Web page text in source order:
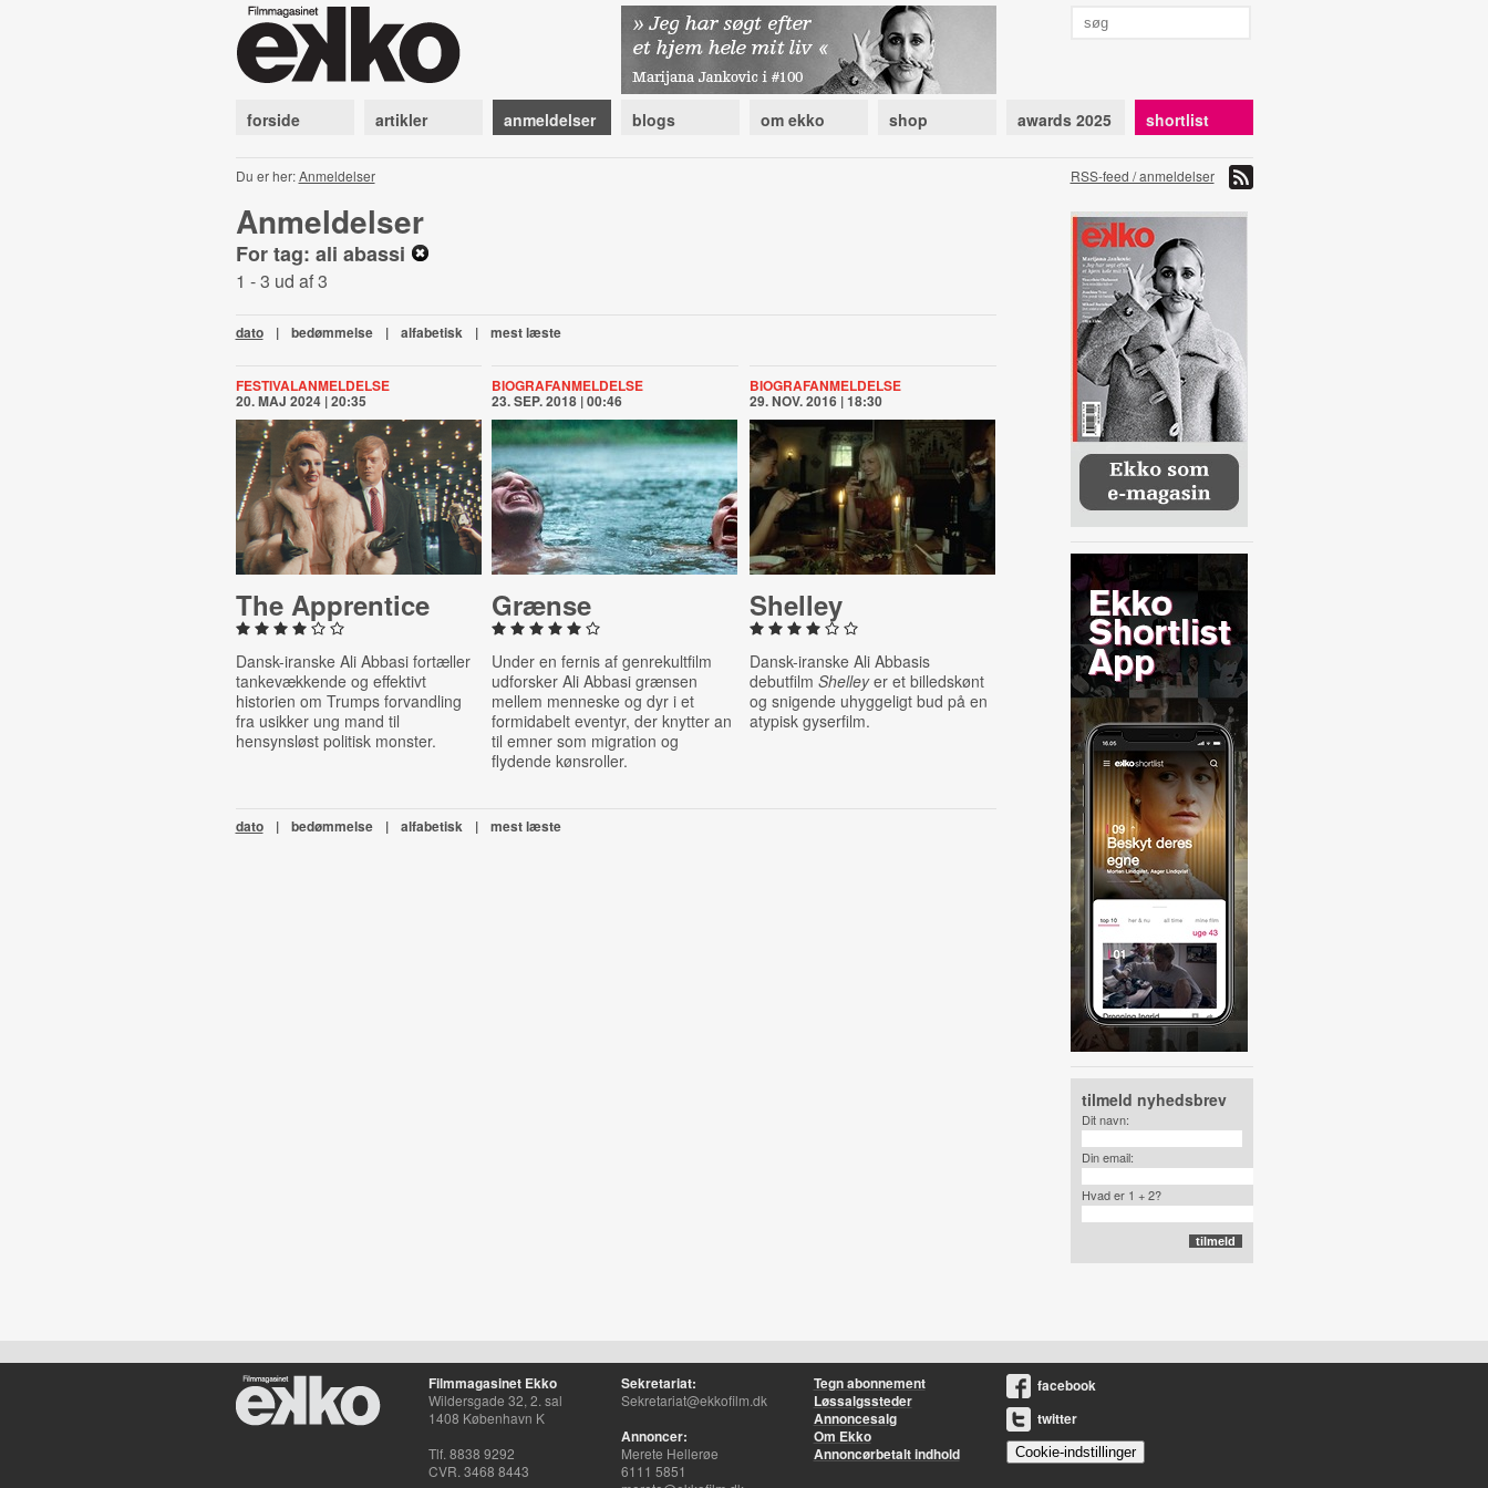
forside artikler anmeldelser blogs om ekko shop awards 2025 shortlist
Du er her:Anmeldelser RSS-feed / anmeldelser
Anmeldelser
For tag: ali abassi
1 - 3 ud af 3
dato | bedømmelse | alfabetisk | mest læste
FESTIVALANMELDELSE
20. MAJ 2024 | 20:35
The Ap­pren­tice
Dansk-iranske Ali Abbasi fortæller
tankevækkende og effektivt
historien om Trumps forvandling
fra usikker ung mand til
hensynsløst politisk monster.
BIOGRAFANMELDELSE
23. SEP. 2018 | 00:46
Grænse
Under en fernis af genrekultfilm
udforsker Ali Abbasi grænsen
mellem menneske og dyr i et
formidabelt eventyr, der knytter an
til emner som migration og
flydende kønsroller.
BIOGRAFANMELDELSE
29. NOV. 2016 | 18:30
Shelley
Dansk-iranske Ali Abbasis
debutfilm Shelleyer et billedskønt
og snigende uhyggeligt bud på en
atypisk gyserfilm.
dato | bedømmelse | alfabetisk | mest læste
tilmeld nyhedsbrev
Dit navn:
Din email:
Hvad er 1 + 2?
Filmmagasinet Ekko
Wildersgade 32, 2. sal
1408 København K
Tlf. 8838 9292
CVR. 3468 8443
Sekretariat:
Sekretariat@ekkofilm.dk
Annoncer:
Merete Hellerøe
6111 5851
Tegn abonnement
Løssalgssteder
Annoncesalg
Om Ekko
Annoncørbetalt indhold
facebook
twitter
Cookie-indstillinger